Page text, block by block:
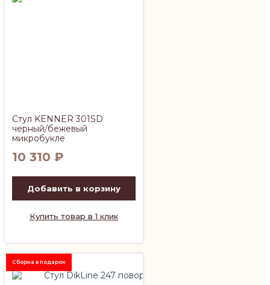
Стул KENNER 301SD
черный/бежевый
микробукле
10 310 ₽
Добавить в корзину
Купить товар в 1 клик
Сборка в подарок